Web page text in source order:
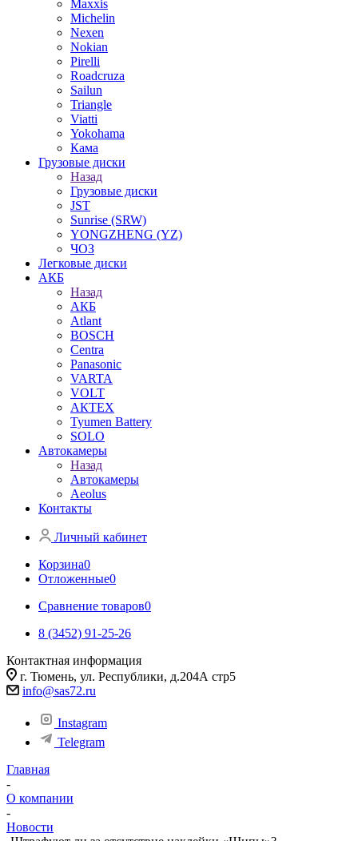
Maxxis
Michelin
Nexen
Nokian
Pirelli
Roadcruza
Sailun
Triangle
Viatti
Yokohama
Кама
Грузовые диски
Назад
Грузовые диски
JST
Sunrise (SRW)
YONGZHENG (YZ)
ЧОЗ
Легковые диски
АКБ
Назад
АКБ
Atlant
BOSCH
Centra
Panasonic
VARTA
VOLT
АКТЕХ
Tyumen Battery
SOLO
Автокамеры
Назад
Автокамеры
Aeolus
Контакты
Личный кабинет
Корзина0
Отложенные0
Сравнение товаров0
8 (3452) 91-25-26
Контактная информация
г. Тюмень, ул. Республики, д.204А стр5
info@sas72.ru
Instagram
Telegram
Главная
-
О компании
-
Новости